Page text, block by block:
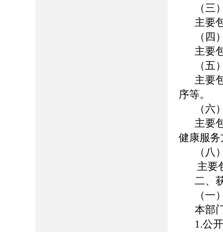
（三
主要
（四
主要
（五
主要
序等。
（六
主要
健康服
（八
主要
二、
（一
本部
1.公